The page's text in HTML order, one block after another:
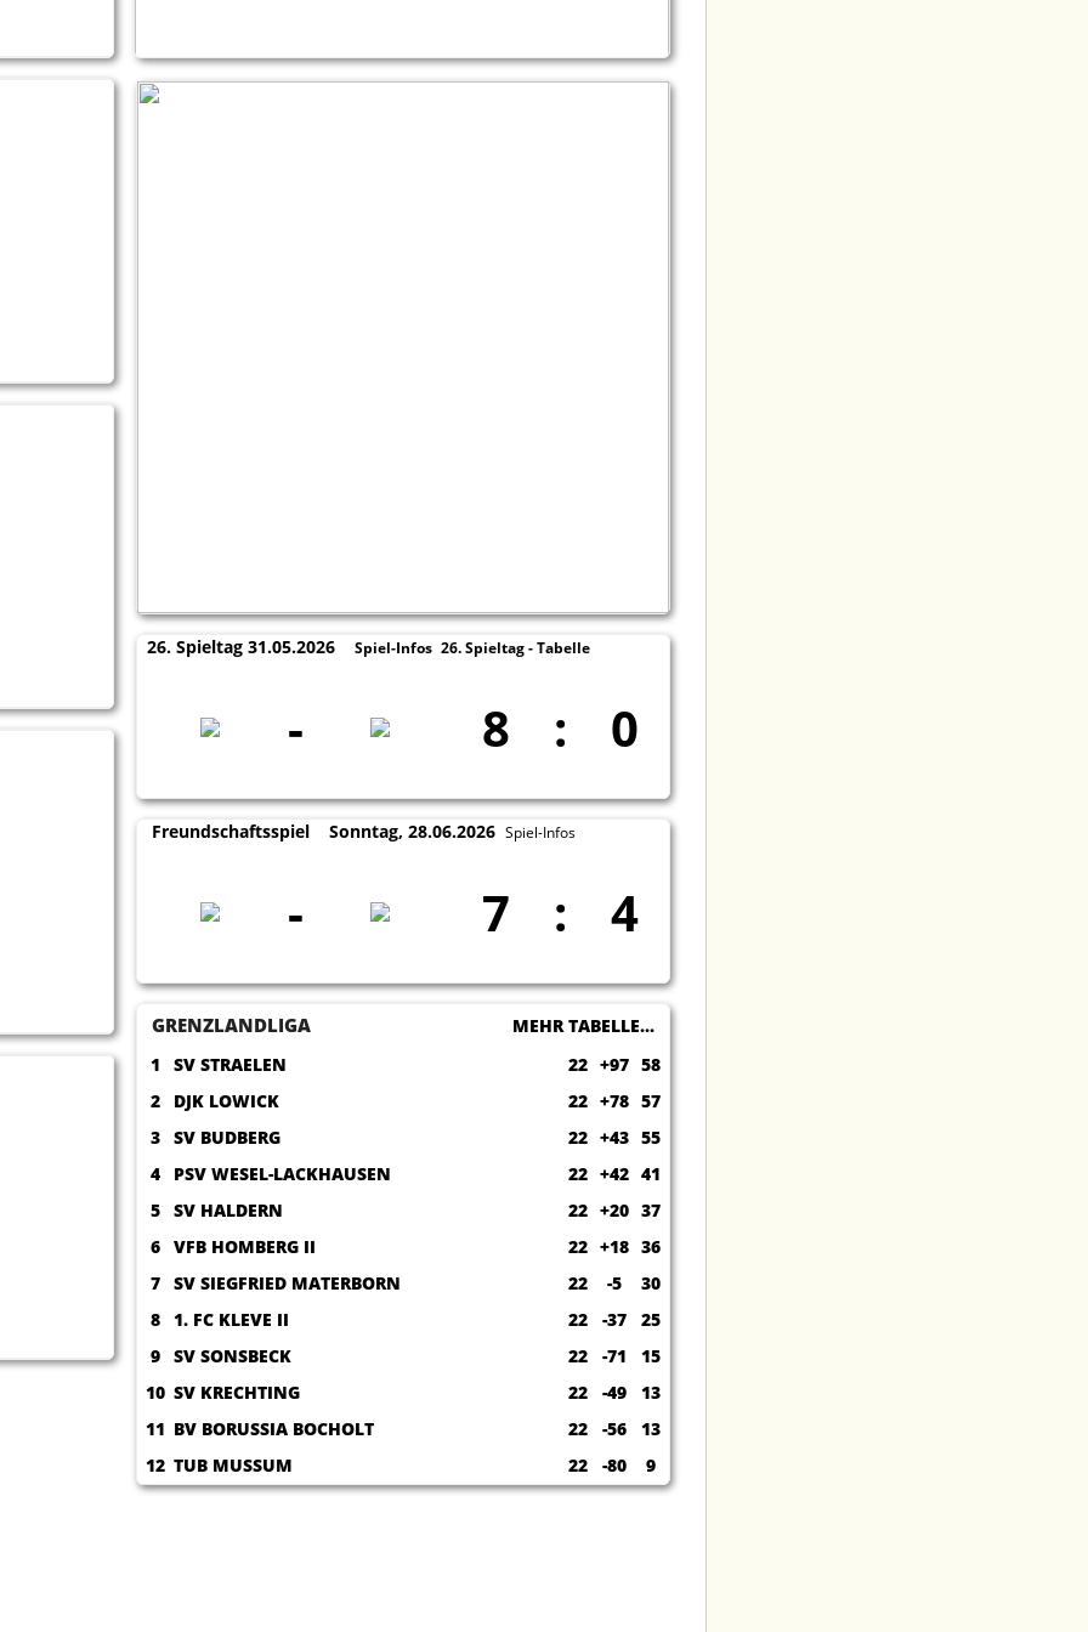
26. Spieltag 31.05.2026 Spiel-Infos 26. Spieltag - Tabelle
- 8 : 0
Freundschaftsspiel Sonntag, 28.06.2026 Spiel-Infos
- 7 : 4
GRENZLANDLIGA
MEHR TABELLE...
1
SV STRAELEN 22 +97 58
2
DJK LOWICK 22 +78 57
3 SV BUDBERG 22 +43 55
4
PSV WESEL-LACKHAUSEN 22 +42 41
5 SV HALDERN 22 +20 37
6 VFB HOMBERG II 22 +18 36
7 SV SIEGFRIED MATERBORN 22 -5
30
8 1. FC KLEVE II 22 -37
25
9 SV SONSBECK 22 -71
15
10 SV KRECHTING 22 -49
13
11 BV BORUSSIA BOCHOLT 22 -56
13
12 TUB MUSSUM 22 -80 9